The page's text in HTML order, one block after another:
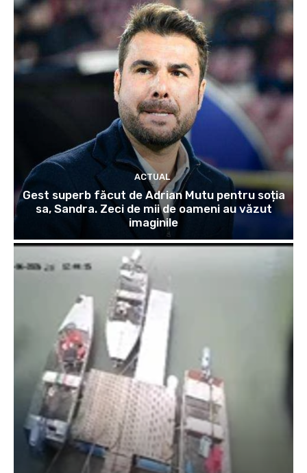
ACTUAL
Gest superb făcut de Adrian Mutu pentru soția
sa, Sandra. Zeci de mii de oameni au văzut
imaginile